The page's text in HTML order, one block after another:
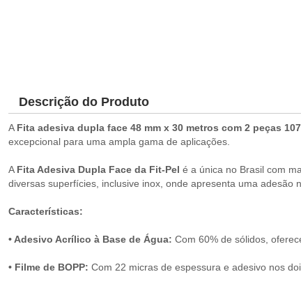
Descrição do Produto
A Fita adesiva dupla face 48 mm x 30 metros com 2 peças
excepcional para uma ampla gama de aplicações.
A Fita Adesiva Dupla Face da Fit-Pel é a única no Brasil com
diversas superfícies, inclusive inox, onde apresenta uma adesão
Características:
• Adesivo Acrílico à Base de Água: Com 60% de sólidos,
• Filme de BOPP: Com 22 micras de espessura e adesivo nos